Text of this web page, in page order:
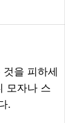
을 피하세
모자나 스
.